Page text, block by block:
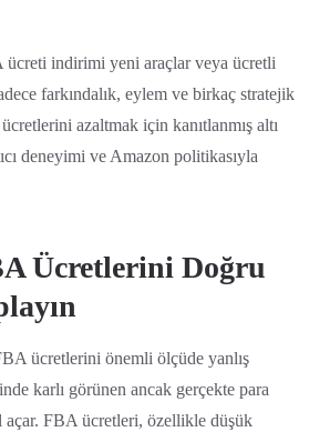
indirimi yeni araçlar veya ücretli
farkındalık, eylem ve birkaç stratejik
azaltmak için kanıtlanmış altı
deneyimi ve Amazon politikasıyla
Ücretlerini Doğru
ücretlerini önemli ölçüde yanlış
karlı görünen ancak gerçekte para
açar. FBA ücretleri, özellikle düşük